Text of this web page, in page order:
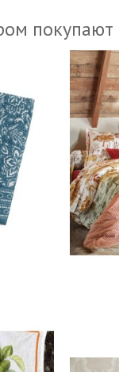
покупают